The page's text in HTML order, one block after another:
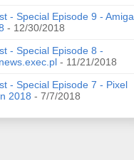
- Special Episode 9 - Amiga
- 12/30/2018
- Special Episode 8 -
- 11/21/2018
- Special Episode 7 - Pixel
2018 - 7/7/2018